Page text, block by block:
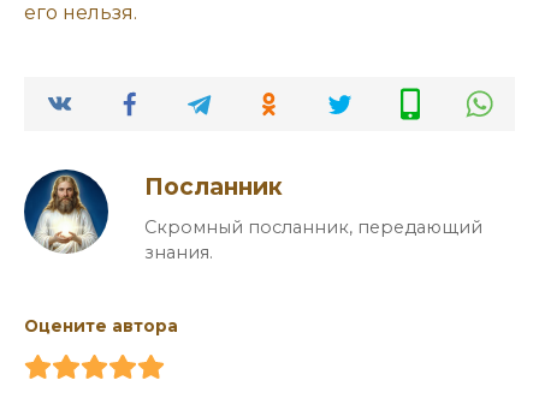
его нельзя.
Посланник
Скромный посланник, передающий
знания.
Оцените автора